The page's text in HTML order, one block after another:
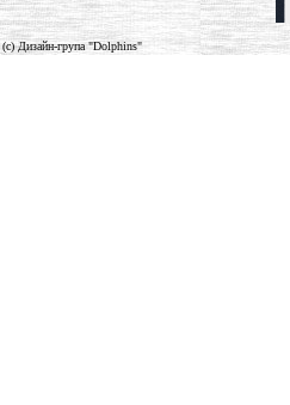
(c) Дизайн-група "Dolphins"